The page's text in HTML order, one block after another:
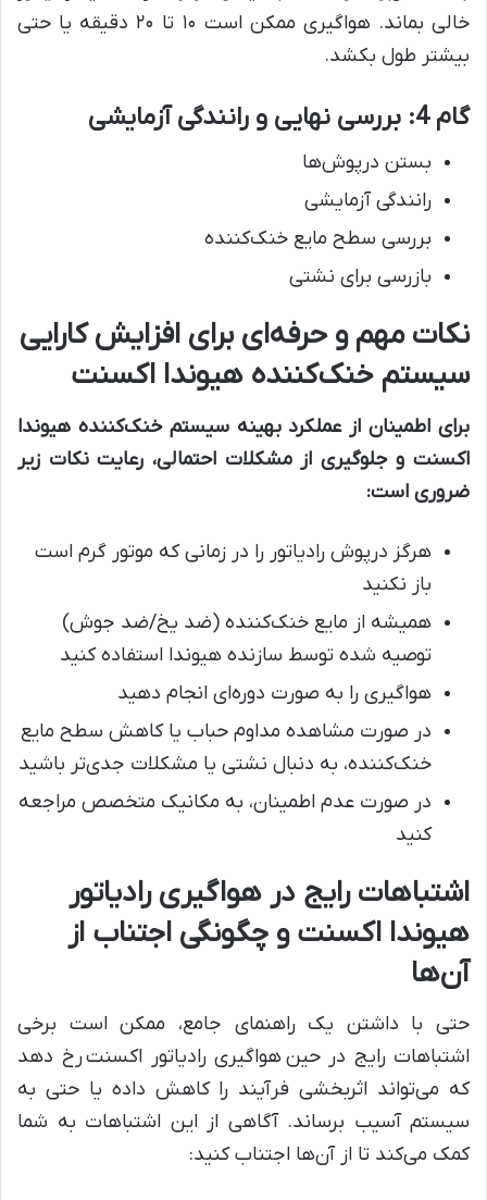
خالی بماند. هواگیری ممکن است ۱۰ تا ۲۰ دقیقه یا حتی
بیشتر طول بکشد.
گام 4: بررسی نهایی و رانندگی آزمایشی
بستن درپوش‌ها
رانندگی آزمایشی
بررسی سطح مایع خنک‌کننده
بازرسی برای نشتی
نکات مهم و حرفه‌ای برای افزایش کارایی
سیستم خنک‌کننده هیوندا اکسنت
برای اطمینان از عملکرد بهینه سیستم خنک‌کننده هیوندا
اکسنت و جلوگیری از مشکلات احتمالی، رعایت نکات زیر
ضروری است:
هرگز درپوش رادیاتور را در زمانی که موتور گرم است
باز نکنید
همیشه از مایع خنک‌کننده (ضد یخ/ضد جوش)
توصیه شده توسط سازنده هیوندا استفاده کنید
هواگیری را به صورت دوره‌ای انجام دهید
در صورت مشاهده مداوم حباب یا کاهش سطح مایع
خنک‌کننده، به دنبال نشتی یا مشکلات جدی‌تر باشید
در صورت عدم اطمینان، به مکانیک متخصص مراجعه
کنید
اشتباهات رایج در هواگیری رادیاتور
هیوندا اکسنت و چگونگی اجتناب از
آن‌ها
حتی با داشتن یک راهنمای جامع، ممکن است برخی
اشتباهات رایج در حین هواگیری رادیاتور اکسنت رخ دهد
که می‌تواند اثربخشی فرآیند را کاهش داده یا حتی به
سیستم آسیب برساند. آگاهی از این اشتباهات به شما
کمک می‌کند تا از آن‌ها اجتناب کنید: